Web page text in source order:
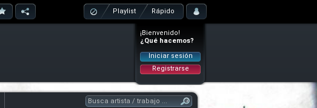
Playlist Rápido
¡Bienvenido!
¿Qué hacemos?
Iniciar sesión
Registrarse